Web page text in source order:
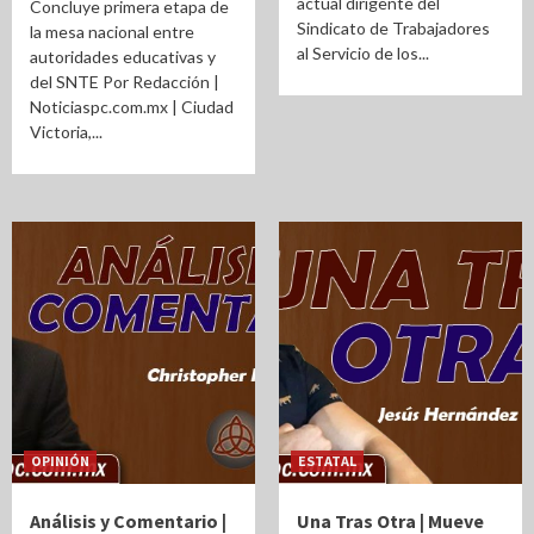
Concluye primera etapa de
la mesa nacional entre
autoridades educativas y
del SNTE Por Redacción |
Noticiaspc.com.mx | Ciudad
Victoria,...
Sindicato de Trabajadores
al Servicio de los...
OPINIÓN
Análisis y Comentario |
ESTATAL
Una Tras Otra | Mueve